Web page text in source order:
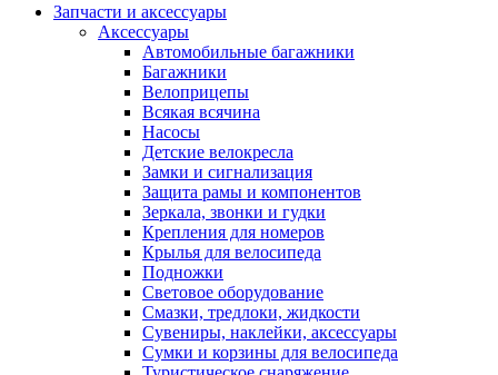
Запчасти и аксессуары
Аксессуары
Автомобильные багажники
Багажники
Велоприцепы
Всякая всячина
Насосы
Детские велокресла
Замки и сигнализация
Защита рамы и компонентов
Зеркала, звонки и гудки
Крепления для номеров
Крылья для велосипеда
Подножки
Световое оборудование
Смазки, тредлоки, жидкости
Сувениры, наклейки, аксессуары
Сумки и корзины для велосипеда